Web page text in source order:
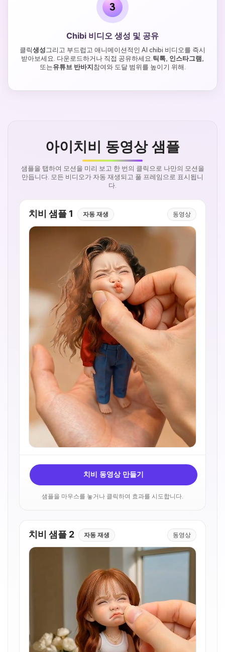
3
Chibi 비디오 생성 및 공유
클릭생성 그리고 부드럽고 애니메이션적인 AI chibi 비디오를 즉시
받아보세요. 다운로드하거나 직접 공유하세요. 틱톡 인스타그램
또는유튜브 반바지 참여와 도달 범위를 높이기 위해.
아이치비 동영상 샘플
샘플을 탭하여 모션을 미리 보고 한 번의 클릭으로 나만의 모션을
만듭니다. 모든 비디오가 자동 재생되고 풀 프레임으로 표시됩니
다.
치비 샘플 1 자동 재생 동영상
치비 동영상 만들기
샘플을 마우스를 놓거나 클릭하여 효과를 시도합니다.
치비 샘플 2 자동 재생 동영상